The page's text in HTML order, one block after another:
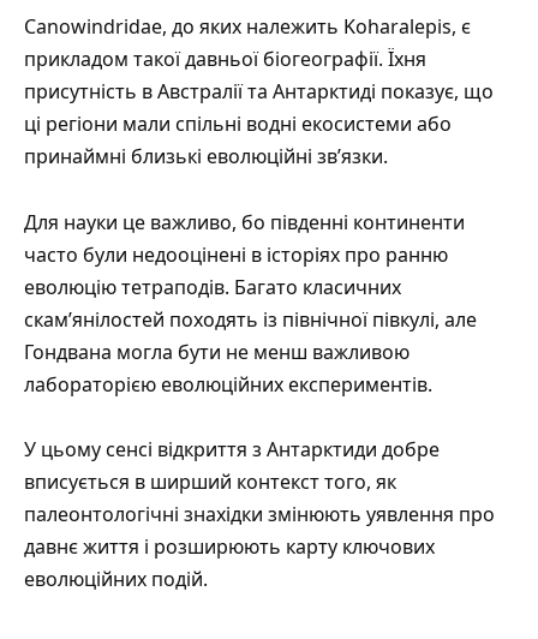
Canowindridae, до яких належить Koharalepis, є
прикладом такої давньої біогеографії. Їхня
присутність в Австралії та Антарктиді показує, що
ці регіони мали спільні водні екосистеми або
принаймні близькі еволюційні зв’язки.
Для науки це важливо, бо південні континенти
часто були недооцінені в історіях про ранню
еволюцію тетраподів. Багато класичних
скам’янілостей походять із північної півкулі, але
Гондвана могла бути не менш важливою
лабораторією еволюційних експериментів.
У цьому сенсі відкриття з Антарктиди добре
вписується в ширший контекст того, як
палеонтологічні знахідки змінюють уявлення про
давнє життя і розширюють карту ключових
еволюційних подій.